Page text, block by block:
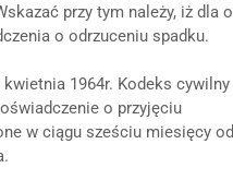
przy tym należy, iż dla
o odrzuceniu spadku.
1964r. Kodeks
o przyjęciu
w ciągu sześciu miesięcy